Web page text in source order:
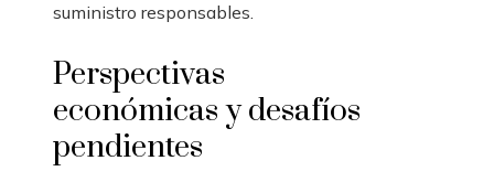
suministro responsables.
Perspectivas
económicas y desafíos
pendientes